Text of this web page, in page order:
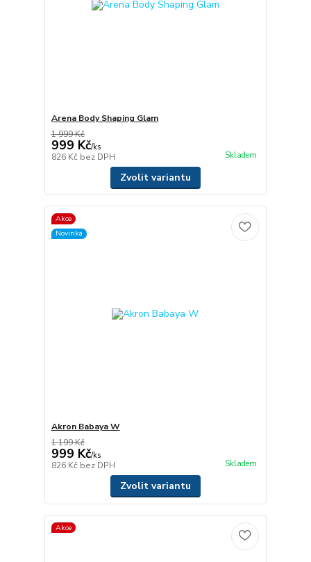
Arena Body Shaping Glam
1 999 Kč
999 Kč/ks
826 Kč bez DPH Skladem
Zvolit variantu
Akce
Novinka
Akron Babaya W
1 199 Kč
999 Kč/ks
826 Kč bez DPH Skladem
Zvolit variantu
Akce